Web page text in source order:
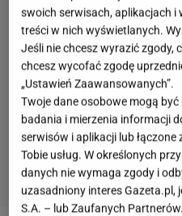
swoich serwisach, aplikacjach i
treści w nich wyświetlanych.
Jeśli nie chcesz wyrazić zgody,
chcesz wycofać zgodę
„Ustawień Zaawansowanych”.
Twoje dane osobowe mogą
badania i mierzenia informacji
serwisów i aplikacji lub
Tobie usług. W określonych
danych nie wymaga zgody i
uzasadniony interes Gazeta.pl,
S.A. – lub Zaufanych